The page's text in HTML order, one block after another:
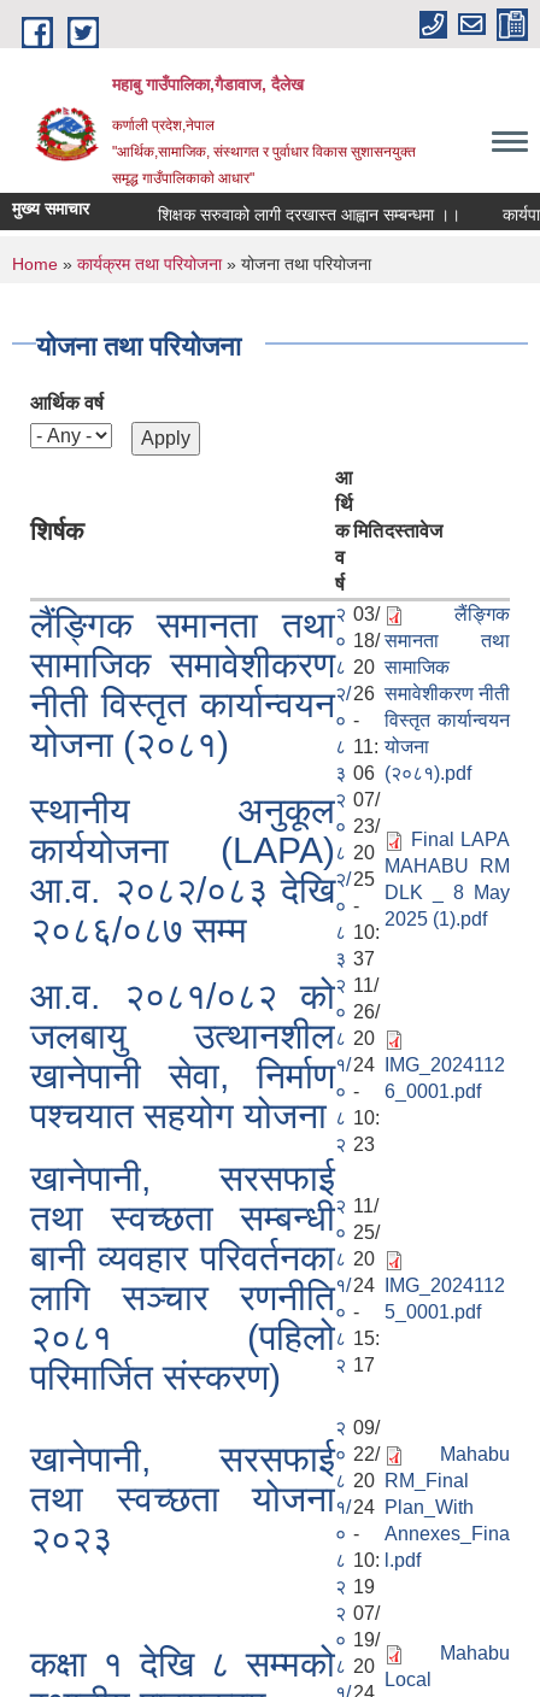
Skip to main content
महाबु गाउँपालिका,गैडावाज, दैलेख
कर्णाली प्रदेश,नेपाल
"आर्थिक,सामाजिक, संस्थागत र पुर्वाधार विकास सुशासनयुक्त
समृद्ध गाउँपालिकाकाे आधार"
मुख्य समाचार शिक्षक सरुवाको लागी दरखास्त आह्वान सम्बन्धमा ।।
You are here
Home » कार्यक्रम तथा परियोजना» योजना तथा परियोजना
योजना तथा परियोजना
आर्थिक वर्ष
शिर्षक
आ
र्थि
क
व
र्ष
मितिदस्तावेज
लैंङ्गिक समानता तथा
सामाजिक समावेशीकरण
नीती विस्तृत कार्यान्वयन
योजना (२०८१)
२
०
८
२/
०
८
३
03/
18/
20
26
-
11:
06
लैंङ्गिक
समानता तथा
सामाजिक
समावेशीकरण नीती
विस्तृत कार्यान्वयन
योजना
(२०८१).pdf
स्थानीय अनुकूल
कार्ययोजना (LAPA)
आ.व. २०८२/०८३ देखि
२०८६/०८७ सम्म
२
०
८
२/
०
८
३
07/
23/
20
25
-
10:
37
Final LAPA
MAHABU RM
DLK _ 8 May
2025 (1).pdf
आ.व. २०८१/०८२ को
जलबायु उत्थानशील
खानेपानी सेवा, निर्माण
पश्चयात सहयोग योजना
२
०
८
१/
०
८
२
11/
26/
20
24
-
10:
23
IMG_2024112
6_0001.pdf
खानेपानी, सरसफाई
तथा स्वच्छता सम्बन्धी
बानी व्यवहार परिवर्तनका
लागि सञ्चार रणनीति
२०८१ (पहिलो
परिमार्जित संस्करण)
२
०
८
१/
०
८
२
11/
25/
20
24
-
15:
17
IMG_2024112
5_0001.pdf
खानेपानी, सरसफाई
तथा स्वच्छता योजना
२०२३
२
०
८
१/
०
८
२
09/
22/
20
24
-
10:
19
Mahabu
RM_Final
Plan_With
Annexes_Fina
l.pdf
कक्षा १ देखि ८ सम्मको
२
०
८
१/
07/
19/
20
24
Mahabu
Local